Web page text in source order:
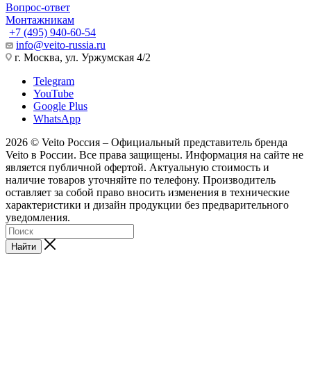
Вопрос-ответ
Монтажникам
+7 (495) 940-60-54
info@veito-russia.ru
г. Москва, ул. Уржумская 4/2
Telegram
YouTube
Google Plus
WhatsApp
2026 © Veito Россия – Официальный представитель бренда
Veito в России. Все права защищены. Информация на сайте не
является публичной офертой. Актуальную стоимость и
наличие товаров уточняйте по телефону. Производитель
оставляет за собой право вносить изменения в технические
характеристики и дизайн продукции без предварительного
уведомления.
Найти